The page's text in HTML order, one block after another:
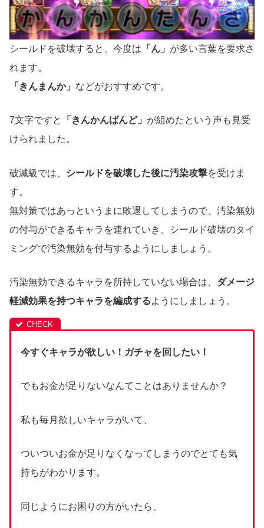
シールドを破壊すると、今度は 「ん」 が多い言葉を要求さ
れます。
「きんまんか」 などがおすすめです。
7文字ですと 「きんかんばんど」 が組めたという声も見受
けられました。
破滅級では、 シールドを破壊した後に汚染攻撃を受けま
す。
無対策ではあっというまに敗退してしまうので、汚染無効
の付与ができるキャラを連れていき、シールド破壊のタイ
ミングで汚染無効を付与するようにしましょう。
汚染無効できるキャラを所持していない場合は、 ダメージ
軽減効果を持つキャラを編成するようにしましょう。
今すぐキャラが欲しい！ガチャを回したい！
でもお金が足りないなんてことはありませんか？
私も毎月欲しいキャラがいて、
ついついお金が足りなくなってしまうのでとても気
持ちがわかります。
同じようにお困りの方がいたら、